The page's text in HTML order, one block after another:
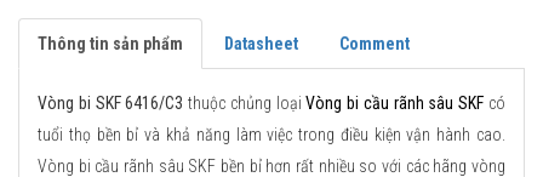
Thông tin sản phẩm Datasheet Comment
Vòng bi SKF 6416/C3 thuộc chủng loạiVòng bi cầu rãnh sâu SKF có
tuổi thọ bền bỉ và khả năng làm việc trong điều kiện vận hành cao.
Vòng bi cầu rãnh sâu SKF bền bỉ hơn rất nhiều so với các hãng vòng